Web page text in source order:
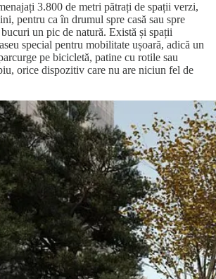
3.800 de metri pătrați de spații verzi,
pentru ca în drumul spre casă sau spre
un pic de natură. Există și spații
special pentru mobilitate ușoară, adică un
pe bicicletă, patine cu rotile sau
orice dispozitiv care nu are niciun fel de